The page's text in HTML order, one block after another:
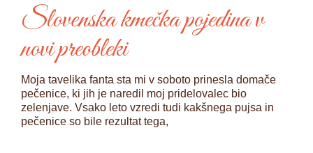
Slovenska kmečka pojedina v
novi preobleki
Moja tavelika fanta sta mi v soboto prinesla domače
pečenice, ki jih je naredil moj pridelovalec bio
zelenjave. Vsako leto vzredi tudi kakšnega pujsa in
pečenice so bile rezultat tega,